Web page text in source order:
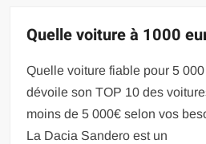
Quelle voiture à 1000
Quelle voiture fiable pour 5
dévoile son TOP 10 des
moins de 5 000€ selon vos
La Dacia Sandero est un